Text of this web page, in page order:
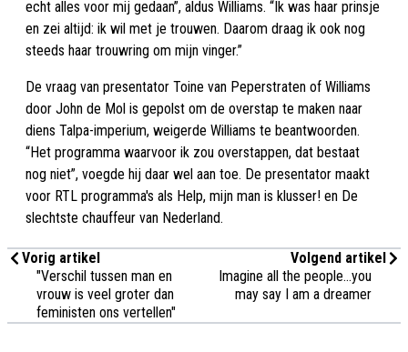
echt alles voor mij gedaan”, aldus Williams. “Ik was haar prinsje
en zei altijd: ik wil met je trouwen. Daarom draag ik ook nog
steeds haar trouwring om mijn vinger.”
De vraag van presentator Toine van Peperstraten of Williams
door John de Mol is gepolst om de overstap te maken naar
diens Talpa-imperium, weigerde Williams te beantwoorden.
“Het programma waarvoor ik zou overstappen, dat bestaat
nog niet”, voegde hij daar wel aan toe. De presentator maakt
voor RTL programma's als Help, mijn man is klusser! en De
slechtste chauffeur van Nederland.
Vorig artikel
"Verschil tussen man en
vrouw is veel groter dan
feministen ons vertellen"
Volgend artikel
Imagine all the people...you
may say I am a dreamer